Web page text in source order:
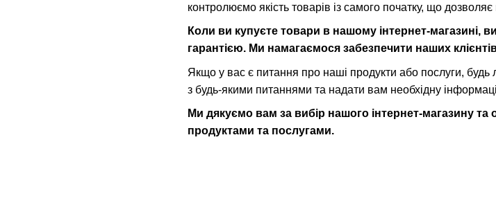
контролюємо якість товарів із самого початку, що
Коли ви купуєте товари в нашому інтернет-магазині,
гарантією. Ми намагаємося забезпечити наших
Якщо у вас є питання про наші продукти або послуги,
з будь-якими питаннями та надати вам необхідну
Ми дякуємо вам за вибір нашого інтернет-магазину
продуктами та послугами.